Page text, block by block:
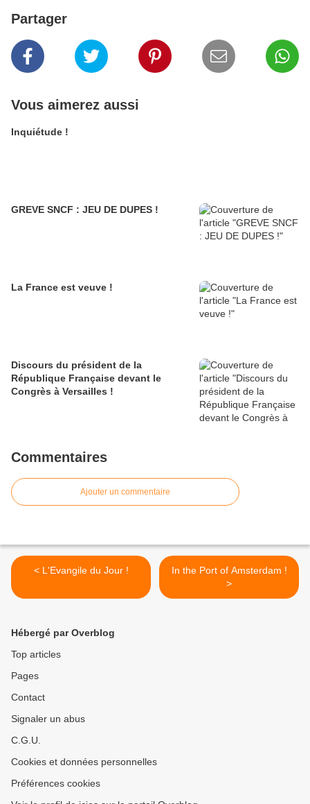
Partager
Vous aimerez aussi
Inquiétude !
GREVE SNCF : JEU DE DUPES !
La France est veuve !
Discours du président de la
République Française devant le
Congrès à Versailles !
Commentaires
Ajouter un commentaire
< L'Evangile du Jour !
In the Port of Amsterdam !
>
Hébergé par Overblog
Top articles
Pages
Contact
Signaler un abus
C.G.U.
Cookies et données personnelles
Préférences cookies